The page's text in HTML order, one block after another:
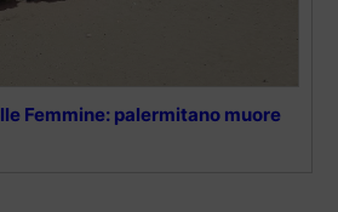
Femmine: palermitano muore